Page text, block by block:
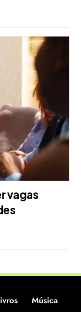
vagas
Música